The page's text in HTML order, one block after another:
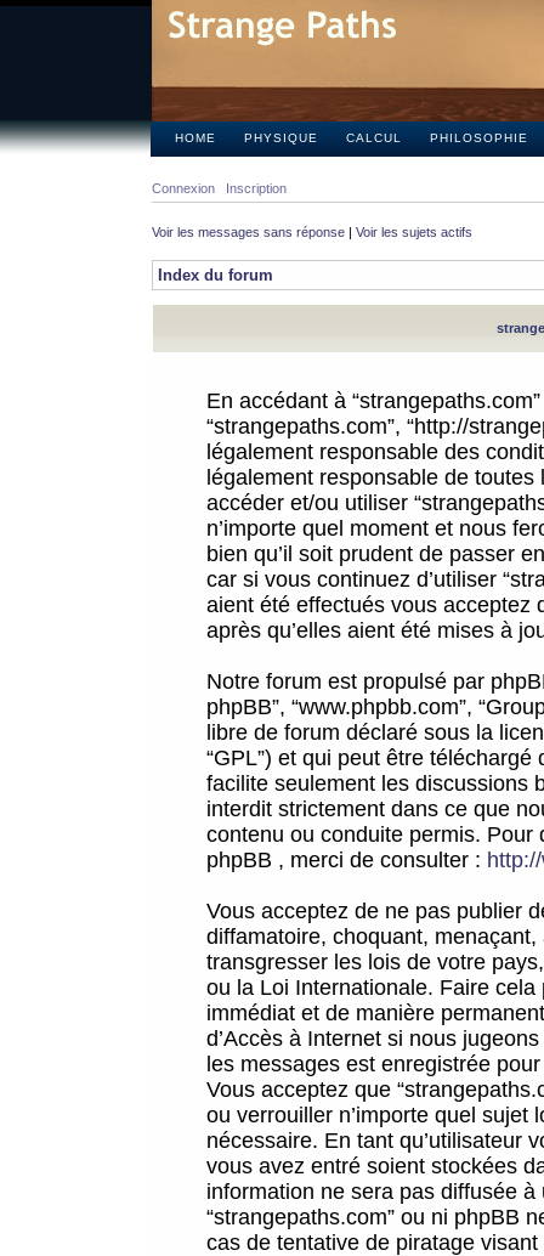
HOME PHYSIQUE CALCUL PHILOSOPHIE
Connexion Inscription
Voir les messages sans réponse | Voir les sujets actifs
Index du forum
En accédant à
“strangepaths.com”, “http://
légalement responsable des
légalement responsable de
accéder et/ou utiliser
n’importe quel moment et nous
bien qu’il soit prudent de passer
car si vous continuez d’utiliser
aient été effectués vous acceptez
après qu’elles aient été mises à
Notre forum est propulsé par
phpBB”, “www.phpbb.com”,
libre de forum déclaré sous la
“GPL”) et qui peut être téléchargé
facilite seulement les discussions
interdit strictement dans ce que
contenu ou conduite permis.
phpBB , merci de consulter :
Vous acceptez de ne pas publier
diffamatoire, choquant,
transgresser les lois de votre
ou la Loi Internationale. Faire
immédiat et de manière
d’Accès à Internet si nous
les messages est enregistrée
Vous acceptez que
ou verrouiller n’importe quel sujet
nécessaire. En tant qu’utilisateur
vous avez entré soient stockées
information ne sera pas diffusée
“strangepaths.com” ou ni phpBB
cas de tentative de piratage